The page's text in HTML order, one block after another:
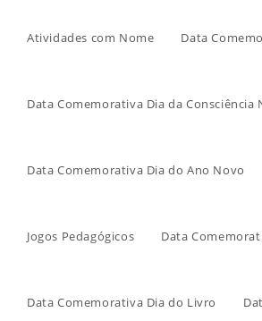
Atividades com Nome Data
Data Comemorativa Dia da Consciência
Data Comemorativa Dia do Ano Novo
Jogos Pedagógicos Data
Data Comemorativa Dia do Livro